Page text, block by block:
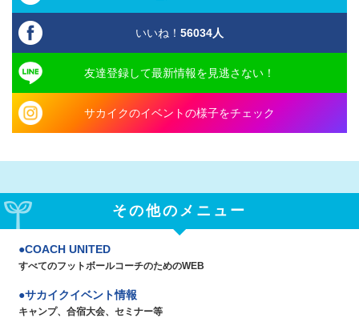
いいね！ 56034人
友達登録して最新情報を見逃さない！
サカイクのイベントの様子をチェック
その他のメニュー
COACH UNITED
すべてのフットボールコーチのためのWEB
サカイクイベント情報
キャンプ、合宿大会、セミナー等